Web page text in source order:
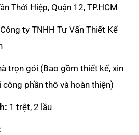
Thới Hiệp, Quận 12, TP.HCM
Công ty TNHH Tư Vấn Thiết Kế
trọn gói (Bao gồm thiết kế, xin
công phần thô và hoàn thiện)
1 trệt, 2 lầu